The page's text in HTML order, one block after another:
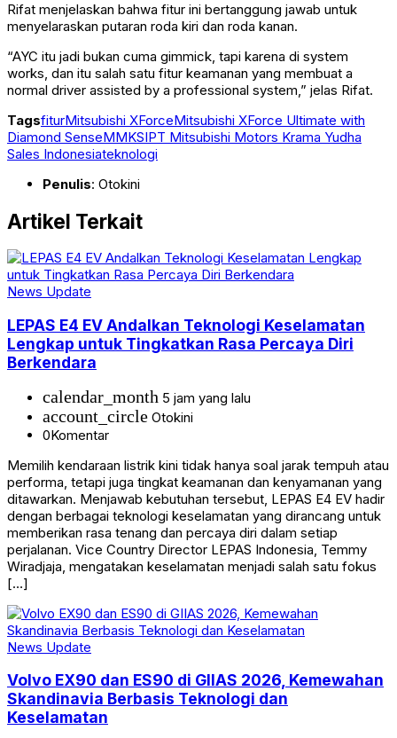
Rifat menjelaskan bahwa fitur ini bertanggung jawab untuk
menyelaraskan putaran roda kiri dan roda kanan.
“AYC itu jadi bukan cuma gimmick, tapi karena di system
works, dan itu salah satu fitur keamanan yang membuat a
normal driver assisted by a professional system,” jelas Rifat.
TagsfiturMitsubishi XForceMitsubishi XForce Ultimate with
Diamond SenseMMKSIPT Mitsubishi Motors Krama Yudha
Sales Indonesiateknologi
Penulis: Otokini
Artikel Terkait
News Update
LEPAS E4 EV Andalkan Teknologi Keselamatan
Lengkap untuk Tingkatkan Rasa Percaya Diri
Berkendara
calendar_month 5 jam yang lalu
account_circle Otokini
0Komentar
Memilih kendaraan listrik kini tidak hanya soal jarak tempuh atau
performa, tetapi juga tingkat keamanan dan kenyamanan yang
ditawarkan. Menjawab kebutuhan tersebut, LEPAS E4 EV hadir
dengan berbagai teknologi keselamatan yang dirancang untuk
memberikan rasa tenang dan percaya diri dalam setiap
perjalanan. Vice Country Director LEPAS Indonesia, Temmy
Wiradjaja, mengatakan keselamatan menjadi salah satu fokus
[…]
News Update
Volvo EX90 dan ES90 di GIIAS 2026, Kemewahan
Skandinavia Berbasis Teknologi dan
Keselamatan